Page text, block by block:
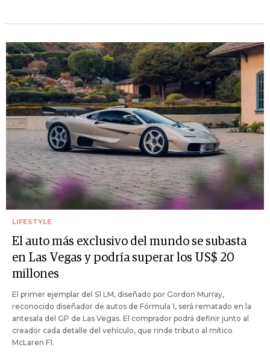
LIFESTYLE
El auto más exclusivo del mundo se subasta
en Las Vegas y podría superar los US$ 20
millones
El primer ejemplar del S1 LM, diseñado por Gordon Murray,
reconocido diseñador de autos de Fórmula 1, será rematado en la
antesala del GP de Las Vegas. El comprador podrá definir junto al
creador cada detalle del vehículo, que rinde tributo al mítico
McLaren F1.